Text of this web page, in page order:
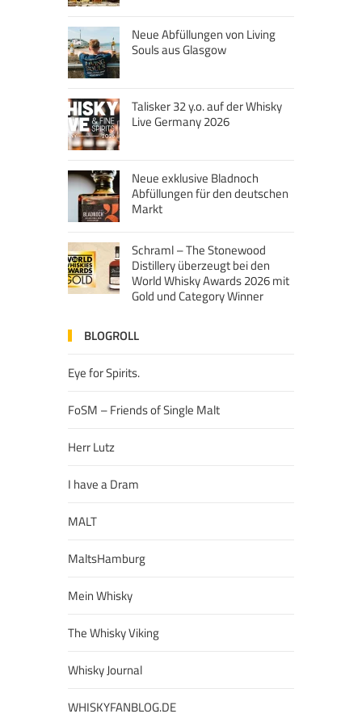
Neue Abfüllungen von Living
Souls aus Glasgow
Talisker 32 y.o. auf der Whisky
Live Germany 2026
Neue exklusive Bladnoch
Abfüllungen für den deutschen
Markt
Schraml – The Stonewood
Distillery überzeugt bei den
World Whisky Awards 2026 mit
Gold und Category Winner
BLOGROLL
Eye for Spirits.
FoSM – Friends of Single Malt
Herr Lutz
I have a Dram
MALT
MaltsHamburg
Mein Whisky
The Whisky Viking
Whisky Journal
WHISKYFANBLOG.DE